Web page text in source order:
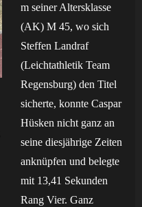
m seiner Altersklasse
(AK) M 45, wo sich
Steffen Landraf
(Leichtathletik Team
Regensburg) den Titel
sicherte, konnte Caspar
Hüsken nicht ganz an
seine diesjährige Zeiten
anknüpfen und belegte
mit 13,41 Sekunden
Rang Vier. Ganz